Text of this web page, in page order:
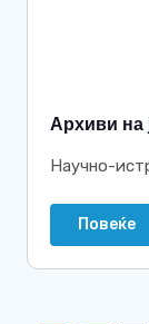
Архиви на
Научно-
Повеќе